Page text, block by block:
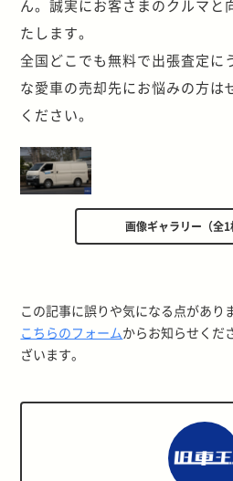
ん。誠実にお客さまのクルマと
たします。
全国どこでも無料で出張査定に
な愛車の売却先にお悩みの方は
ください。
画像ギャラリー（全
この記事に誤りや気になる点があり
こちらのフォームからお知らせくだ
ざいます。